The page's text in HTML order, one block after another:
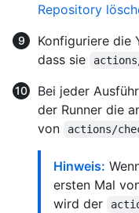
Repository
Konfiguriere die
dass sie
Bei jeder
der Runner die
von
actions/
Hinweis:
ersten Mal
wird der